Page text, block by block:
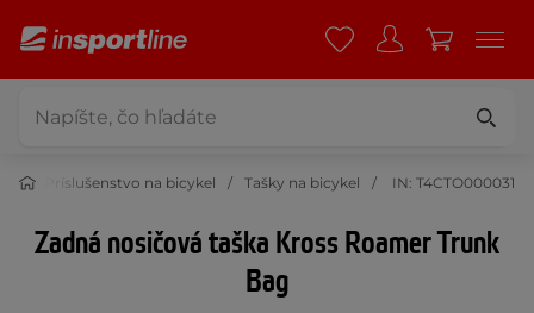
Príslušenstvo na bicykel Tašky na bicykel IN: T4CTO000031
Zadná nosičová taška Kross Roamer Trunk
Bag